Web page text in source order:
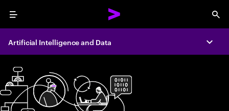
Menu
Artificial Intelligence and Data